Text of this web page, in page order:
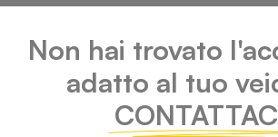
Non hai trovato
adatto al tuo